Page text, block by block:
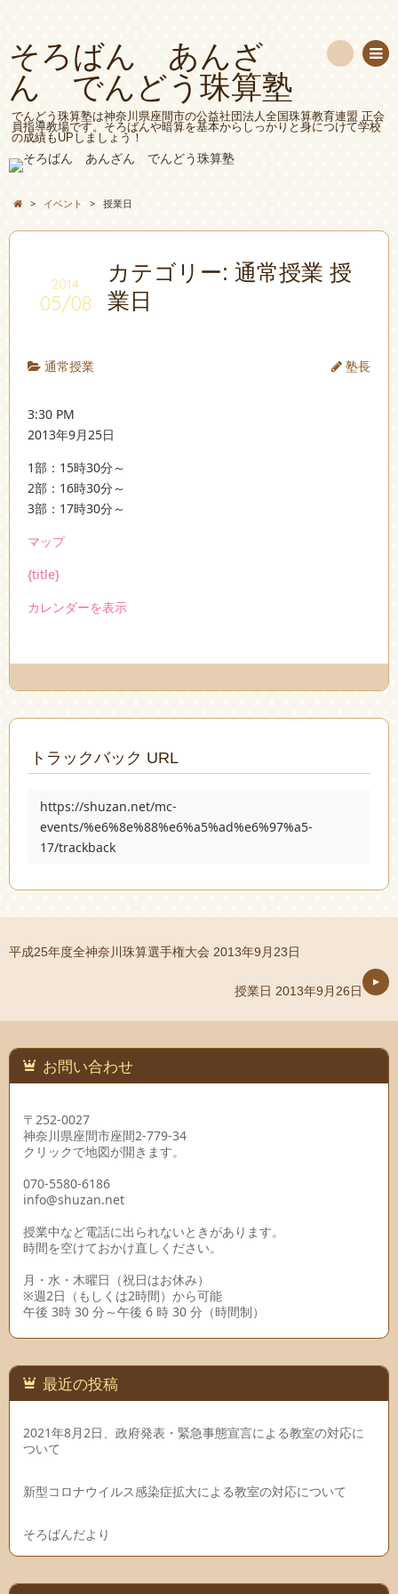
そろばん あんざ
ん でんどう珠算塾
でんどう珠算塾は神奈川県座間市の公益社団法人全国珠算教育連盟 正会
員指導教場です。そろばんや暗算を基本からしっかりと身につけて学校
の成績もUPしましょう！
索
> イベント > 授業日
2014
05/08
カテゴリー: 通常授業 授
業日
通常授業 塾長
授
業
3:30 PM
2013年9月25日
1部：15時30分～
2部：16時30分～
3部：17時30分～
マップで
う
塾
{title}
カレンダーを表示
トラックバック URL
https://shuzan.net/mc-
events/%e6%8e%88%e6%a5%ad%e6%97%a5-
17/trackback
平成25年度全神奈川珠算選手権大会 2013年9月23日
授業日 2013年9月26日
お問い合わせ
〒252-0027
神奈川県座間市座間2-779-34
クリックで地図が開きます。
070-5580-6186
info@shuzan.net
授業中など電話に出られないときがあります。
時間を空けておかけ直しください。
月・水・木曜日（祝日はお休み）
※週2日（もしくは2時間）から可能
午後 3時 30 分～午後 6 時 30 分（時間制）
最近の投稿
2021年8月2日、政府発表・緊急事態宣言による教室の対応に
ついて
新型コロナウイルス感染症拡大による教室の対応について
そろばんだより